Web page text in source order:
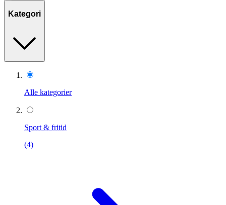
Kategori
Alle kategorier
Sport & fritid
(4)